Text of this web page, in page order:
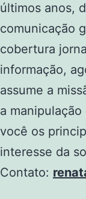
últimos anos,
comunicação
cobertura
informação,
assume a
a
você os
interesse da
Contato: